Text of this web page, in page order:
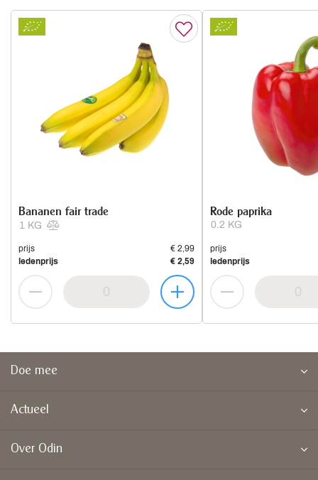
1 KG
Bananen fair trade
prijs
€ 2,99
ledenprijs
€ 2,59
0.2 KG
Rode paprika
prijs
ledenprijs
Doe mee
Actueel
Over Odin